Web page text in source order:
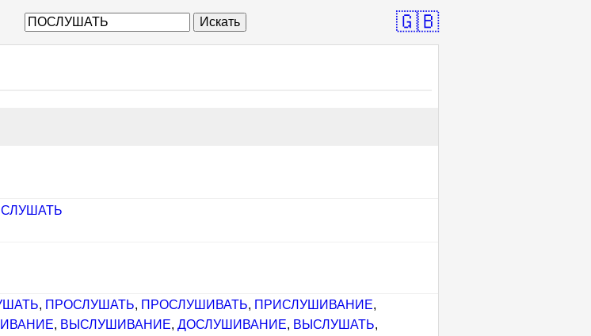
Искать 🇬🇧
СЛУШАТЬ
, ПРОСЛУШАТЬ, ПРОСЛУШИВАТЬ, ПРИСЛУШИВАНИЕ,
, ВЫСЛУШИВАНИЕ,ДОСЛУШИВАНИЕ, ВЫСЛУШАТЬ,